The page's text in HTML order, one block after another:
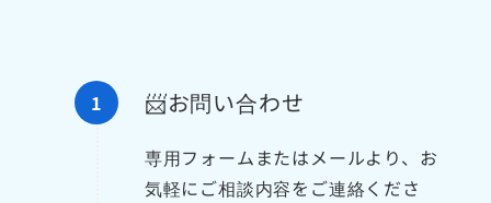
📨お問い合わせ
専用フォームまたはメールより、お
気軽にご相談内容をご連絡くださ